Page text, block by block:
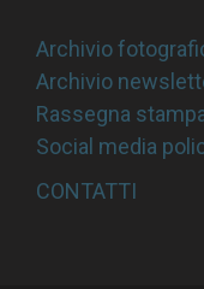
Archivio
Archivio
Rassegna
Social media
CONTATTI